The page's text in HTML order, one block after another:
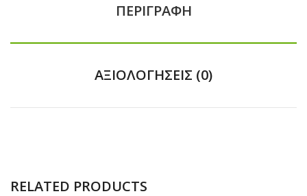
ΠΕΡΙΓΡΑΦΉ
ΑΞΙΟΛΟΓΉΣΕΙΣ (0)
RELATED PRODUCTS